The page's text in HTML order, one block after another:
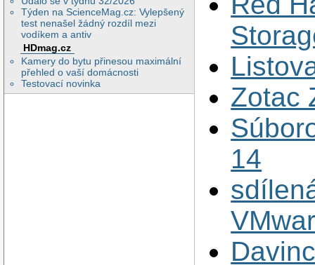
Týden na ScienceMag.cz: Vylepšený
test nenašel žádný rozdíl mezi
vodíkem a antiv
HDmag.cz
Kamery do bytu přinesou maximální
přehled o vaší domácnosti
Testovací novinka
Zotac
14